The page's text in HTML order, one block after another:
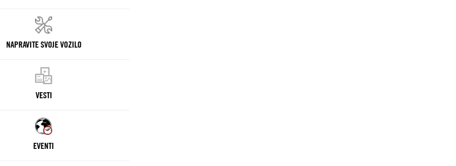
NAPRAVITE SVOJE VOZILO
VESTI
EVENTI